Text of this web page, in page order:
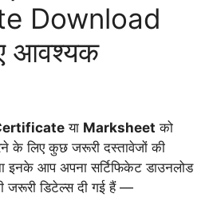
Download
आवश्यक
या Marksheet को
के लिए कुछ जरूरी दस्तावेजों की
इनके आप अपना सर्टिफिकेट डाउनलोड
जरूरी डिटेल्स दी गई हैं —